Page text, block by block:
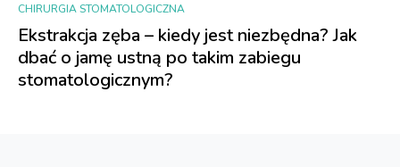
CHIRURGIA STOMATOLOGICZNA
Ekstrakcja zęba – kiedy jest niezbędna? Jak
dbać o jamę ustną po takim zabiegu
stomatologicznym?